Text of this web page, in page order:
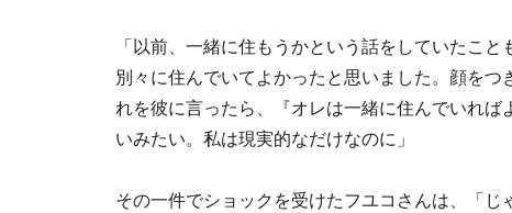
「以前、一緒に住もうかという話をしていたこ
別々に住んでいてよかったと思いました。顔を
れを彼に言ったら、『オレは一緒に住んでいれ
いみたい。私は現実的なだけなのに」
その一件でショックを受けたフユコさんは、「